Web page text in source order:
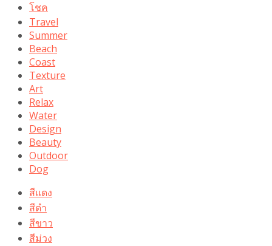
โชค
Travel
Summer
Beach
Coast
Texture
Art
Relax
Water
Design
Beauty
Outdoor
Dog
สีแดง
สีดำ
สีขาว
สีม่วง